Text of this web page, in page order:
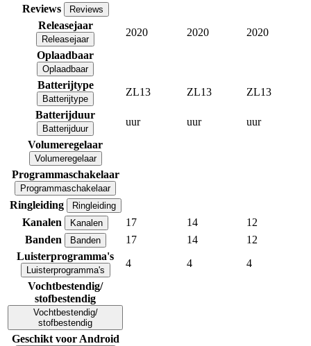
Reviews
Reviews
Releasejaar
Releasejaar
2020 2020
2020
Oplaadbaar
Oplaadbaar
Batterijtype
Batterijtype
ZL13 ZL13
ZL13
Batterijduur
Batterijduur
uur uur
uur
Volumeregelaar
Volumeregelaar
Programmaschakelaar
Programmaschakelaar
Ringleiding Ringleiding
Kanalen Kanalen 17 14
12
Banden
Banden 17 14
12
Luisterprogramma's
Luisterprogramma's
4 4
4
Vochtbestendig/
stofbestendig
Vochtbestendig/
stofbestendig
Geschikt voor Android